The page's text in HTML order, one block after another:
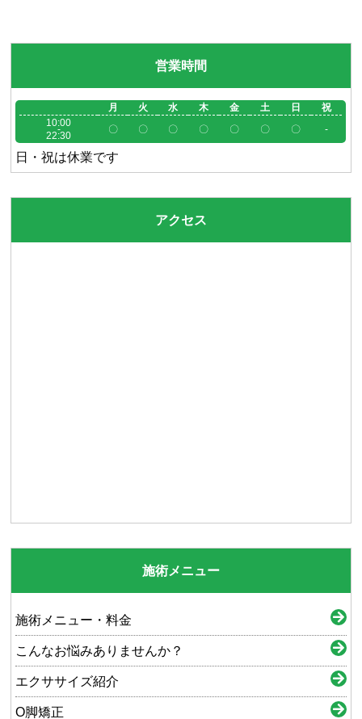
営業時間
月 火 水 木 金 土 日
祝
10:00
-
22:30
〇 〇 〇 〇 〇 〇 〇 -
日・祝は休業です
アクセス
施術メニュー
施術メニュー・料金
こんなお悩みありませんか？
エクササイズ紹介
O脚矯正